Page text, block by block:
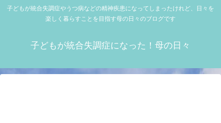
子どもが統合失調症やうつ病などの精神疾患になってしまったけれど、日々を
楽しく暮らすことを目指す母の日々のブログです
子どもが統合失調症になった！母の日々